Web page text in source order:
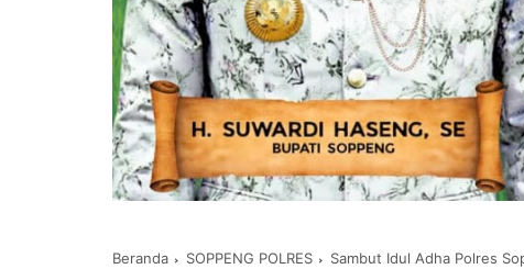
Beranda SOPPENG POLRES Sambut Idul Adha Polres